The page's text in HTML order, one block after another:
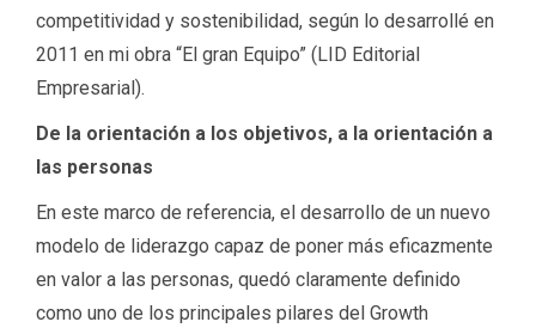
competitividad y sostenibilidad, según lo desarrollé en
2011 en mi obra “El gran Equipo” (LID Editorial
Empresarial).
De la orientación a los objetivos, a la orientación a
las personas
En este marco de referencia, el desarrollo de un nuevo
modelo de liderazgo capaz de poner más eficazmente
en valor a las personas, quedó claramente definido
como uno de los principales pilares del Growth